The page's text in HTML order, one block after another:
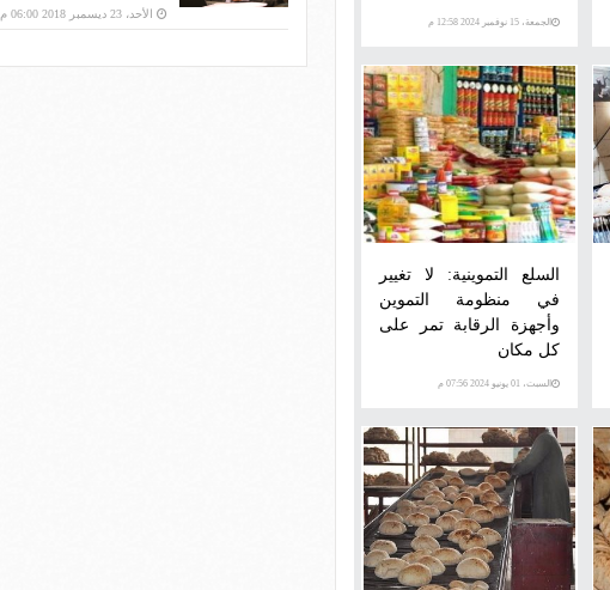
والمدعم
الجمعة، 15 نوفمبر 2024 12:58 م
السلع التموينية: لا تغيير
في منظومة التموين
وأجهزة الرقابة تمر على
كل مكان
السبت، 01 يونيو 2024 07:56 م
الأحد، 23 ديسمبر 2018 06:00 م